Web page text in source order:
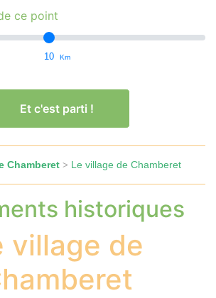
ce point
10 Km
Et c'est parti !
Chamberet > Le village de Chamberet
historiques
village de